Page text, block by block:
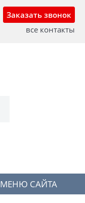
Заказать звонок
все контакты
МЕНЮ САЙТА